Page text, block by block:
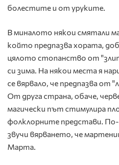
болестите и от уруките.
В миналото някои смятали
който предпазва хората,
цялото стопанство от
си зима. На някои места я
се вярвало, че предпазва от
От друга страна, обаче,
магически път стимулира
фолклорните представи.
звучи вярването, че
Марта.